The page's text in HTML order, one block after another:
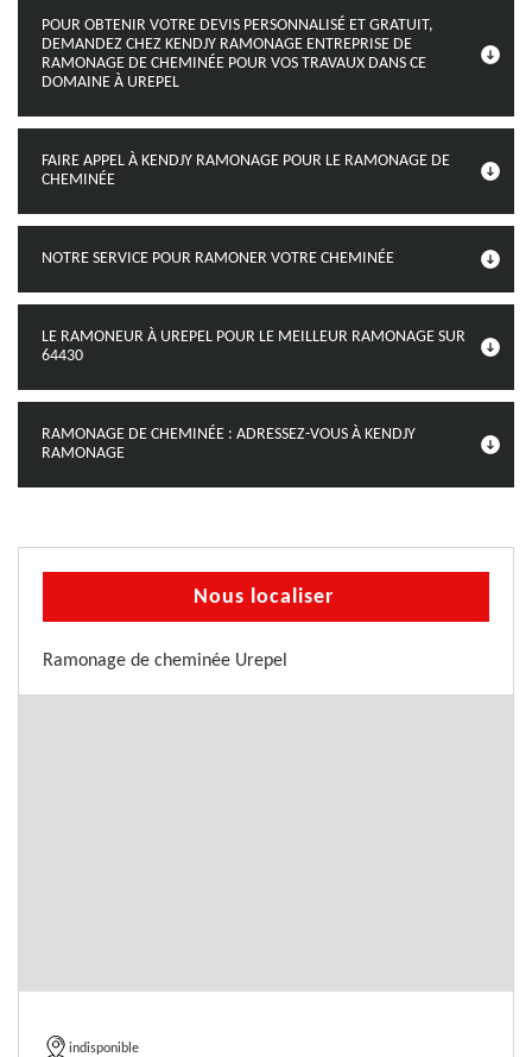
POUR OBTENIR VOTRE DEVIS PERSONNALISÉ ET GRATUIT,
DEMANDEZ CHEZ KENDJY RAMONAGE ENTREPRISE DE
RAMONAGE DE CHEMINÉE POUR VOS TRAVAUX DANS CE
DOMAINE À UREPEL
FAIRE APPEL À KENDJY RAMONAGE POUR LE RAMONAGE DE
CHEMINÉE
NOTRE SERVICE POUR RAMONER VOTRE CHEMINÉE
LE RAMONEUR À UREPEL POUR LE MEILLEUR RAMONAGE SUR
64430
RAMONAGE DE CHEMINÉE : ADRESSEZ-VOUS À KENDJY
RAMONAGE
Nous localiser
Ramonage de cheminée Urepel
indisponible